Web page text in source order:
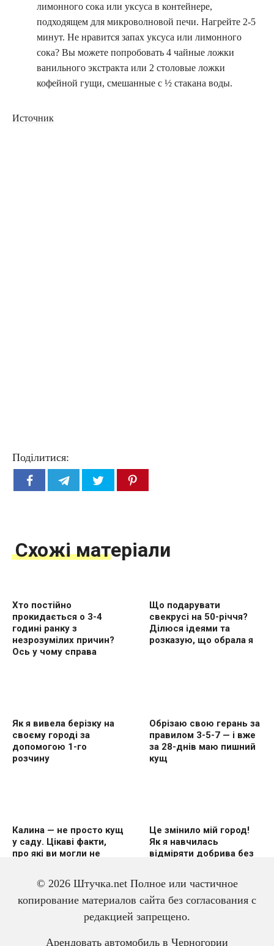
лимонного сока или уксуса в контейнере,
подходящем для микроволновой печи. Нагрейте 2-5
минут. Не нравится запах уксуса или лимонного
сока? Вы можете попробовать 4 чайные ложки
ванильного экстракта или 2 столовые ложки
кофейной гущи, смешанные с ½ стакана воды.
Источник
Поділитися:
Схожі матеріали
Хто постійно
прокидається о 3-4
годині ранку з
незрозумілих причин?
Ось у чому справа
Що подарувати
свекрусі на 50-річчя?
Ділюся ідеями та
розказую, що обрала я
Як я вивела берізку на
своєму городі за
допомогою 1-го
розчину
Обрізаю свою герань за
правилом 3-5-7 — і вже
за 28-днів маю пишний
кущ
Калина — не просто кущ
у саду. Цікаві факти,
про які ви могли не
Це змінило мій город!
Як я навчилась
відміряти добрива без
3 дешевих підгодівлі в
Чому гірчиця — це
© 2026 Штучка.net Полное или частичное
копирование материалов сайта без согласования с
редакцией запрещено.
Арендовать автомобиль в Черногории